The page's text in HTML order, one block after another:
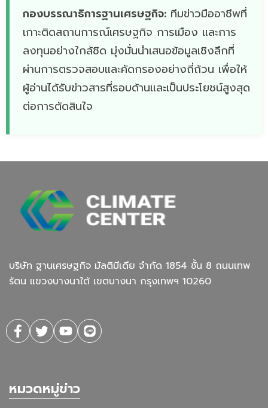
กองบรรณาธิการฐานเศรษฐกิจ: ทีมข่าวมืออาชีพที่
เกาะติดสถานการณ์เศรษฐกิจ การเมือง และการ
ลงทุนอย่างใกล้ชิด มุ่งมั่นนำเสนอข้อมูลเชิงลึกที่
ผ่านการตรวจสอบและคัดกรองอย่างถี่ถ้วน เพื่อให้
ผู้อ่านได้รับข่าวสารที่รอบด้านและเป็นประโยชน์สูงสุด
ต่อการตัดสินใจ
บริษัท ฐานเศรษฐกิจ มัลติมีเดีย จํากัด 1854 ชั้น 8 ถนนเทพ
รัตน แขวงบางนาใต้ เขตบางนา กรุงเทพฯ 10260
หมวดหมู่ข่าว